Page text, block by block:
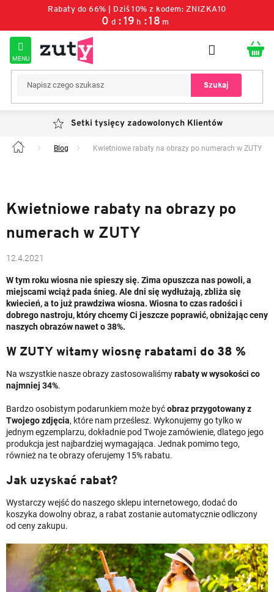
Rabaty do 66% | Dziś 10% z kodem: ZNIZKA10
0 d :19 h :18 m
Szukaj
Setki tysięcy zadowolonych Klientów
Home Blog Kwietniowe rabaty na obrazy po numerach w ZUTY
Kwietniowe rabaty na obrazy po
numerach w ZUTY
12.4.2021
W tym roku wiosna nie spieszy się. Zima opuszcza nas powoli, a
miejscami wciąż pada śnieg. Ale dni się wydłużają, zbliża się
kwiecień, a to już prawdziwa wiosna. Wiosna to czas radości i
dobrego nastroju, który chcemy Ci jeszcze poprawić, obniżając ceny
naszych obrazów nawet o 38%.
W ZUTY witamy wiosnę rabatami do 38 %
Na wszystkie nasze obrazy zastosowaliśmyrabaty w wysokości co
najmniej 34%.
Bardzo osobistym podarunkiem może byćobraz przygotowany z
Twojego zdjęcia, które nam prześlesz. Wykonujemy go tylko w
jednym egzemplarzu, dokładnie pod Twoje zamówienie, dlatego jego
produkcja jest najbardziej wymagająca. Jednak pomimo tego,
również na te obrazy oferujemy 15% rabatu.
Jak uzyskać rabat?
Wystarczy wejść do naszego sklepu internetowego, dodać do
koszyka dowolny obraz, a rabat zostanie automatycznie odliczony
od ceny zakupu.